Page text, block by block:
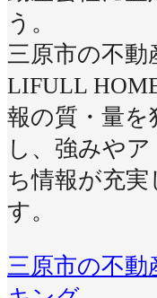
う。
三原市の不動
LIFULL
報の質・量
し、強みや
ち情報が充実
す。
三原市の不動